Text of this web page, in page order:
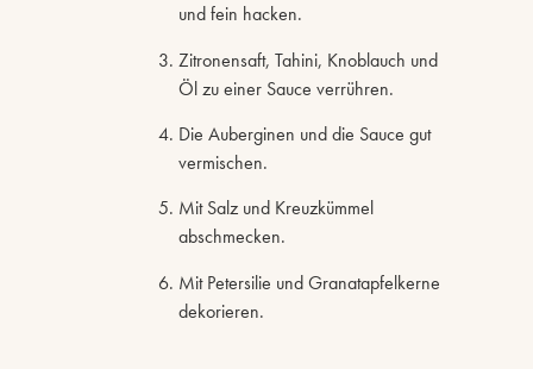
und fein hacken.
Zitronensaft, Tahini, Knoblauch und
Öl zu einer Sauce verrühren.
Die Auberginen und die Sauce gut
vermischen.
Mit Salz und Kreuzkümmel
abschmecken.
Mit Petersilie und Granatapfelkerne
dekorieren.